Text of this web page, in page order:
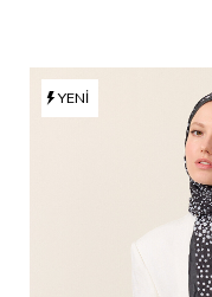
YENI